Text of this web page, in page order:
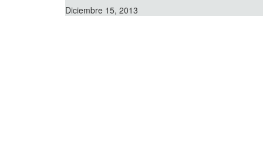
Diciembre 15, 2013